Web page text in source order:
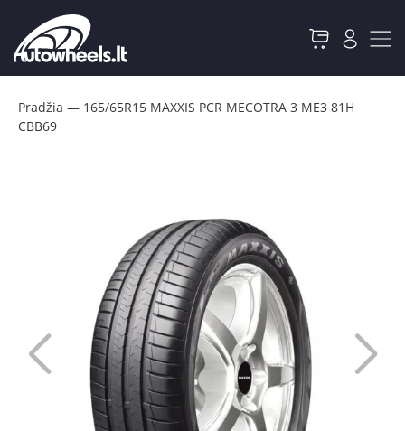
Pradžia — 165/65R15 MAXXIS PCR MECOTRA 3 ME3 81H
CBB69